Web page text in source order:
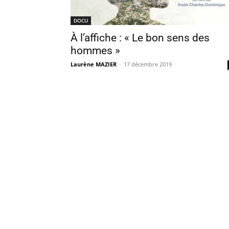
DOCU
À l’affiche : « Le bon sens des
hommes »
Laurène MAZIER - 17 décembre 2019